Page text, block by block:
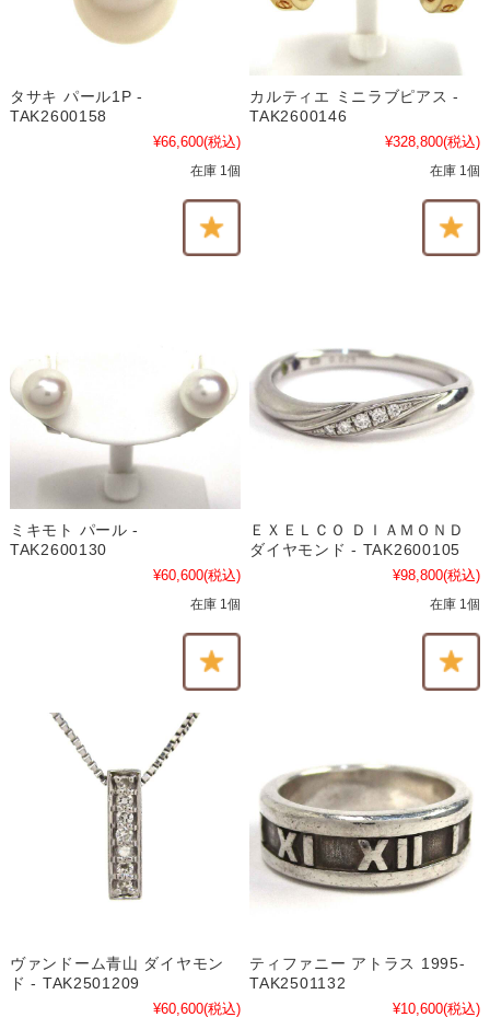
タサキ パール1P -
TAK2600158
¥66,600(税込)
在庫 1個
カルティエ ミニラブピアス -
TAK2600146
¥328,800(税込)
在庫 1個
ミキモト パール -
TAK2600130
¥60,600(税込)
在庫 1個
ＥＸＥＬＣＯ ＤＩＡＭＯＮＤ
ダイヤモンド - TAK2600105
¥98,800(税込)
在庫 1個
ヴァンドーム青山 ダイヤモン
ド - TAK2501209
¥60,600(税込)
ティファニー アトラス 1995-
TAK2501132
¥10,600(税込)